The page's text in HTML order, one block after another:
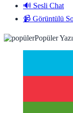
🔊 Sesli Chat
📹 Görüntülü
Popüler